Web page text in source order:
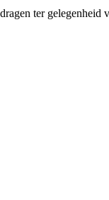
ter gelegenheid